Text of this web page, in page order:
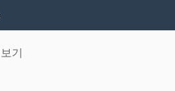
기